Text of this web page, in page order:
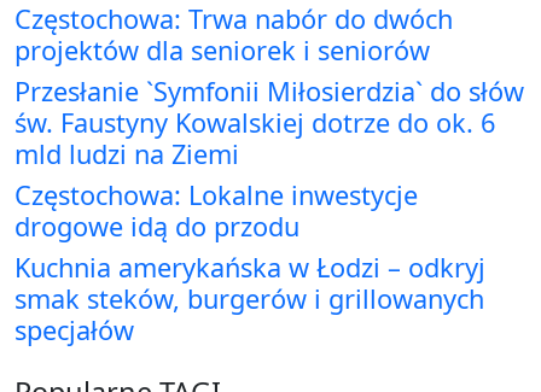
Częstochowa: Trwa nabór do dwóch
projektów dla seniorek i seniorów
Przesłanie `Symfonii Miłosierdzia` do słów
św. Faustyny Kowalskiej dotrze do ok. 6
mld ludzi na Ziemi
Częstochowa: Lokalne inwestycje
drogowe idą do przodu
Kuchnia amerykańska w Łodzi – odkryj
smak steków, burgerów i grillowanych
specjałów